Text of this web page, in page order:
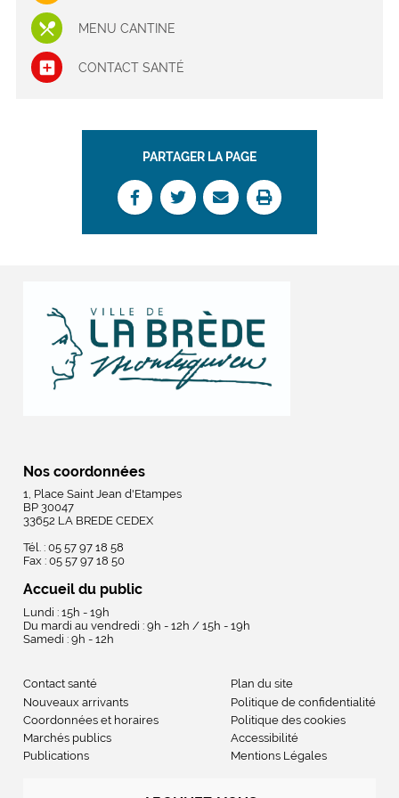
MENU CANTINE
CONTACT SANTÉ
PARTAGER LA PAGE
Nos coordonnées
1, Place Saint Jean d'Etampes
BP 30047
33652 LA BREDE CEDEX
Tél. : 05 57 97 18 58
Fax : 05 57 97 18 50
Accueil du public
Lundi : 15h - 19h
Du mardi au vendredi : 9h - 12h / 15h - 19h
Samedi : 9h - 12h
Contact santé
Nouveaux arrivants
Coordonnées et horaires
Marchés publics
Publications
Plan du site
Politique de confidentialité
Politique des cookies
Accessibilité
Mentions Légales